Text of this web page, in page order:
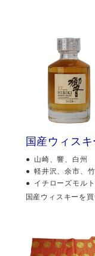
国産ウィス
山崎、響、白州
軽井沢、余市、
イチローズモル
国産ウィスキーを買